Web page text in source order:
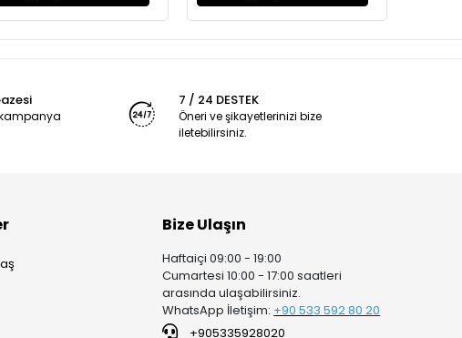
7 / 24 DESTEK
Öneri ve şikayetlerinizi bize
iletebilirsiniz.
Bize Ulaşın
Haftaiçi 09:00 - 19:00
Cumartesi 10:00 - 17:00 saatleri
arasında ulaşabilirsiniz.
WhatsApp İletişim: +90 533 592 80 20
+905335928020